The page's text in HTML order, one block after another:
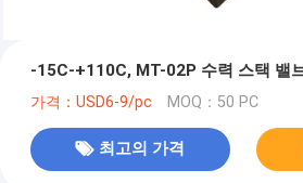
-15C-+110C, MT-02P 수력 스택 밸
가격：USD6-9/pc MOQ：50 PC
최고의 가격